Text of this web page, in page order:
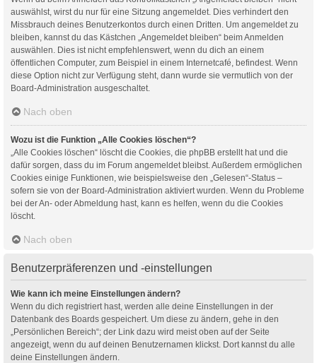
auswählst, wirst du nur für eine Sitzung angemeldet. Dies verhindert den
Missbrauch deines Benutzerkontos durch einen Dritten. Um angemeldet zu
bleiben, kannst du das Kästchen „Angemeldet bleiben“ beim Anmelden
auswählen. Dies ist nicht empfehlenswert, wenn du dich an einem
öffentlichen Computer, zum Beispiel in einem Internetcafé, befindest. Wenn
diese Option nicht zur Verfügung steht, dann wurde sie vermutlich von der
Board-Administration ausgeschaltet.
Nach oben
Wozu ist die Funktion „Alle Cookies löschen“?
„Alle Cookies löschen“ löscht die Cookies, die phpBB erstellt hat und die
dafür sorgen, dass du im Forum angemeldet bleibst. Außerdem ermöglichen
Cookies einige Funktionen, wie beispielsweise den „Gelesen“-Status –
sofern sie von der Board-Administration aktiviert wurden. Wenn du Probleme
bei der An- oder Abmeldung hast, kann es helfen, wenn du die Cookies
löscht.
Nach oben
Benutzerpräferenzen und -einstellungen
Wie kann ich meine Einstellungen ändern?
Wenn du dich registriert hast, werden alle deine Einstellungen in der
Datenbank des Boards gespeichert. Um diese zu ändern, gehe in den
„Persönlichen Bereich“; der Link dazu wird meist oben auf der Seite
angezeigt, wenn du auf deinen Benutzernamen klickst. Dort kannst du alle
deine Einstellungen ändern.